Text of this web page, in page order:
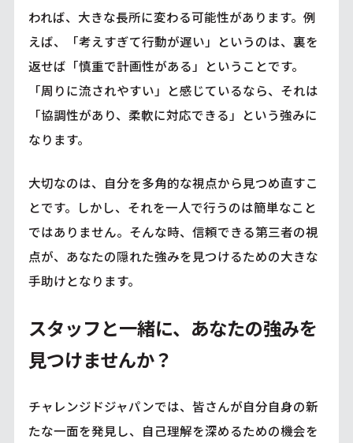
われば、大きな長所に変わる可能性があります。例
えば、「考えすぎて行動が遅い」というのは、裏を
返せば「慎重で計画性がある」ということです。
「周りに流されやすい」と感じているなら、それは
「協調性があり、柔軟に対応できる」という強みに
なります。
大切なのは、自分を多角的な視点から見つめ直すこ
とです。しかし、それを一人で行うのは簡単なこと
ではありません。そんな時、信頼できる第三者の視
点が、あなたの隠れた強みを見つけるための大きな
手助けとなります。
スタッフと一緒に、あなたの強みを
見つけませんか？
チャレンジドジャパンでは、皆さんが自分自身の新
たな一面を発見し、自己理解を深めるための機会を